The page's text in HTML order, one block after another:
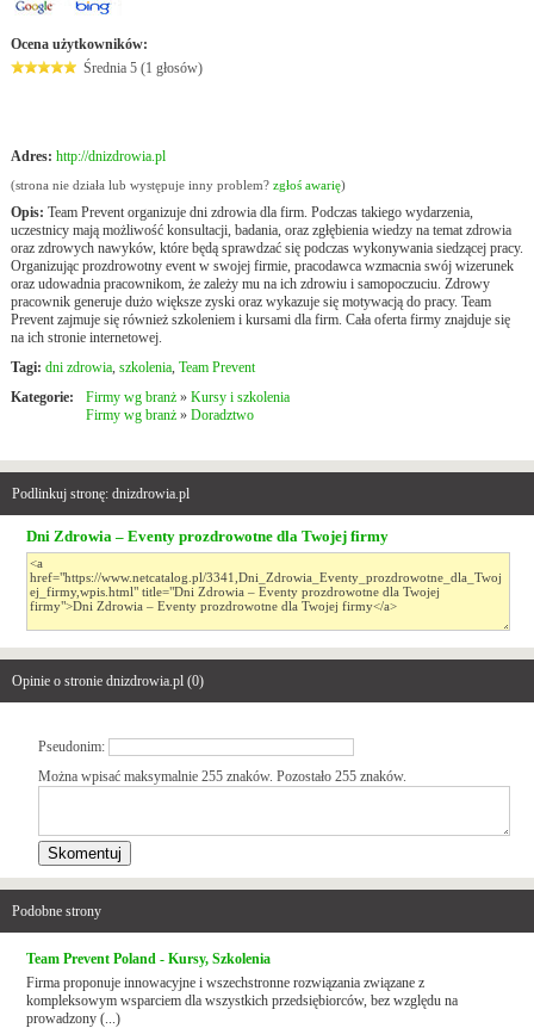
Ocena użytkowników:
Średnia 5 (1 głosów)
Adres: http://dnizdrowia.pl
(strona nie działa lub występuje inny problem? zgłoś awarię)
Opis: Team Prevent organizuje dni zdrowia dla firm. Podczas takiego wydarzenia,
uczestnicy mają możliwość konsultacji, badania, oraz zgłębienia wiedzy na temat zdrowia
oraz zdrowych nawyków, które będą sprawdzać się podczas wykonywania siedzącej pracy.
Organizując prozdrowotny event w swojej firmie, pracodawca wzmacnia swój wizerunek
oraz udowadnia pracownikom, że zależy mu na ich zdrowiu i samopoczuciu. Zdrowy
pracownik generuje dużo większe zyski oraz wykazuje się motywacją do pracy. Team
Prevent zajmuje się również szkoleniem i kursami dla firm. Cała oferta firmy znajduje się
na ich stronie internetowej.
Tagi: dni zdrowia, szkolenia, Team Prevent
Kategorie:
Firmy wg branż» Kursy i szkolenia
Firmy wg branż» Doradztwo
Podlinkuj stronę: dnizdrowia.pl
Dni Zdrowia – Eventy prozdrowotne dla Twojej firmy
Opinie o stronie dnizdrowia.pl (0)
Pseudonim:
Można wpisać maksymalnie 255 znaków. Pozostało255 znaków.
Podobne strony
Team Prevent Poland - Kursy, Szkolenia
Firma proponuje innowacyjne i wszechstronne rozwiązania związane z
kompleksowym wsparciem dla wszystkich przedsiębiorców, bez względu na
prowadzony (...)